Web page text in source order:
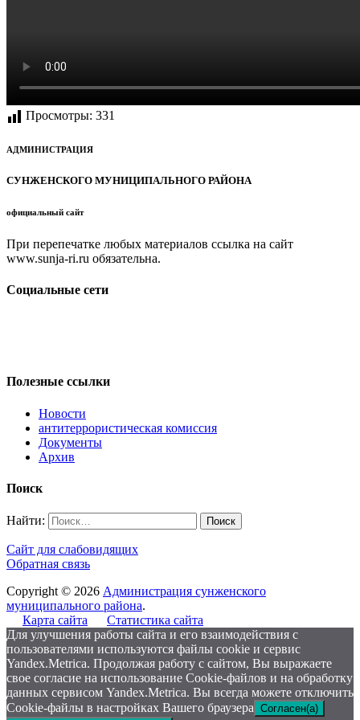
Просмотры: 331
АДМИНИСТРАЦИЯ
СУНЖЕНСКОГО МУНИЦИПАЛЬНОГО РАЙОНА
официальный сайт
При перепечатке любых материалов ссылка на сайт
www.sunja-ri.ru обязательна.
Социальные сети
Полезные ссылки
Новости
антитеррористическая комиссия
Документы
Архив
Поиск
Найти:
Сайт для слабовидящих
Обратная связь
Copyright © 2026 Администрация сунженского
муниципального района.
Карта сайта
Статистика сайта
Для улучшения работы сайта и его взаимодействия с
пользователями используются файлы cookie и сервис
Yandex.Metrica. Продолжая работу с сайтом, Вы выражаете
свое согласие на использование Cookie-файлов и на обработку
данных сервисом Yandex.Metrica. Вы всегда можете отключить
Cookie-файлы в настройках Вашего браузера Согласен(а)